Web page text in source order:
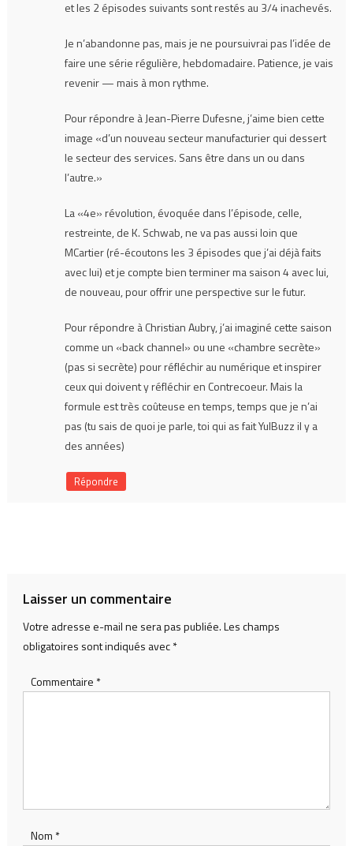
et les 2 épisodes suivants sont restés au 3/4 inachevés.
Je n’abandonne pas, mais je ne poursuivrai pas l’idée de
faire une série régulière, hebdomadaire. Patience, je vais
revenir — mais à mon rythme.
Pour répondre à Jean-Pierre Dufesne, j’aime bien cette
image «d’un nouveau secteur manufacturier qui dessert
le secteur des services. Sans être dans un ou dans
l’autre.»
La «4e» révolution, évoquée dans l’épisode, celle,
restreinte, de K. Schwab, ne va pas aussi loin que
MCartier (ré-écoutons les 3 épisodes que j’ai déjà faits
avec lui) et je compte bien terminer ma saison 4 avec lui,
de nouveau, pour offrir une perspective sur le futur.
Pour répondre à Christian Aubry, j’ai imaginé cette saison
comme un «back channel» ou une «chambre secrète»
(pas si secrète) pour réfléchir au numérique et inspirer
ceux qui doivent y réfléchir en Contrecoeur. Mais la
formule est très coûteuse en temps, temps que je n’ai
pas (tu sais de quoi je parle, toi qui as fait YulBuzz il y a
des années)
Répondre
Laisser un commentaire
Votre adresse e-mail ne sera pas publiée.Les champs
obligatoires sont indiqués avec*
Commentaire *
Nom *